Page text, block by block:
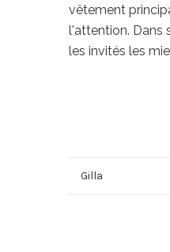
vêtement
l'attention. Dans
les invités les
Gilla